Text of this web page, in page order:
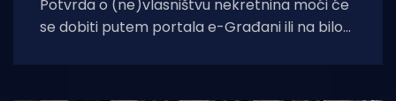
Potvrda o (ne)vlasništvu nekretnina moći će
se dobiti putem portala e-Građani ili na bilo